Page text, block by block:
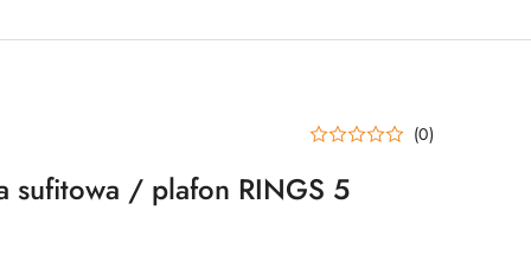
(0)
sufitowa / plafon RINGS 5